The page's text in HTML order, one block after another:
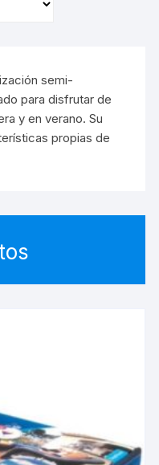
semi-
para disfrutar de
y en verano. Su
propias de